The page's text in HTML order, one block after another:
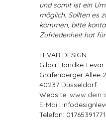
und somit ist ein
möglich. Sollten es
kommen, bitte
Zufriedenheit hat
LEVAR DESIGN
Gilda Handke-Levar
Grafenberger Allee
40237 Düsseldorf
Website:
E-Mail:
Telefon: